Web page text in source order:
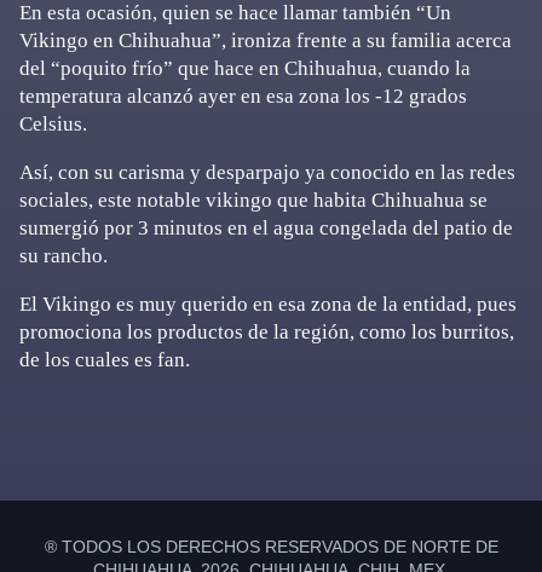
En esta ocasión, quien se hace llamar también “Un
Vikingo en Chihuahua”, ironiza frente a su familia acerca
del “poquito frío” que hace en Chihuahua, cuando la
temperatura alcanzó ayer en esa zona los -12 grados
Celsius.
Así, con su carisma y desparpajo ya conocido en las redes
sociales, este notable vikingo que habita Chihuahua se
sumergió por 3 minutos en el agua congelada del patio de
su rancho.
El Vikingo es muy querido en esa zona de la entidad, pues
promociona los productos de la región, como los burritos,
de los cuales es fan.
® TODOS LOS DERECHOS RESERVADOS DE NORTE DE